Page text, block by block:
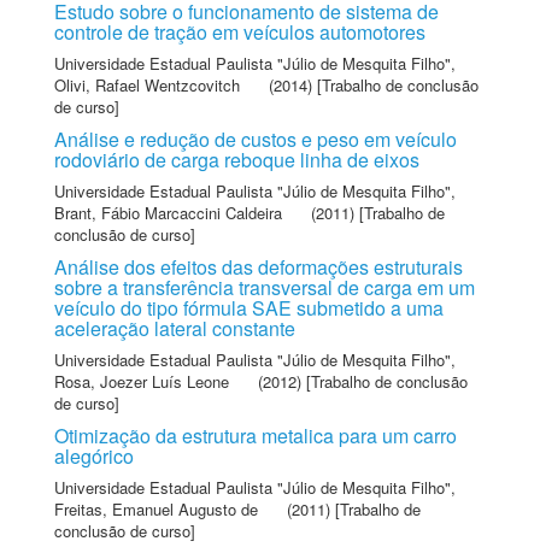
Estudo sobre o funcionamento de sistema de
controle de tração em veículos automotores
Universidade Estadual Paulista "Júlio de Mesquita Filho",
Olivi, Rafael Wentzcovitch
(2014) [Trabalho de conclusão
de curso]
Análise e redução de custos e peso em veículo
rodoviário de carga reboque linha de eixos
Universidade Estadual Paulista "Júlio de Mesquita Filho",
Brant, Fábio Marcaccini Caldeira
(2011) [Trabalho de
conclusão de curso]
Análise dos efeitos das deformações estruturais
sobre a transferência transversal de carga em um
veículo do tipo fórmula SAE submetido a uma
aceleração lateral constante
Universidade Estadual Paulista "Júlio de Mesquita Filho",
Rosa, Joezer Luís Leone
(2012) [Trabalho de conclusão
de curso]
Otimização da estrutura metalica para um carro
alegórico
Universidade Estadual Paulista "Júlio de Mesquita Filho",
Freitas, Emanuel Augusto de
(2011) [Trabalho de
conclusão de curso]